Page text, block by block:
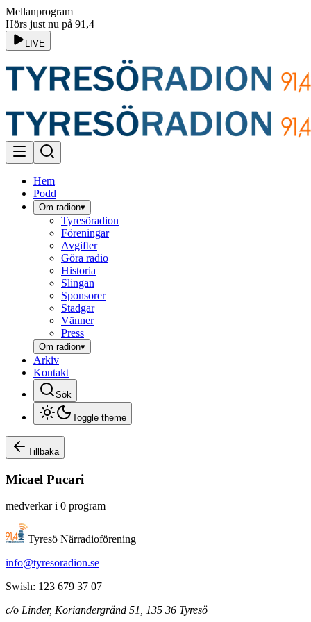
Mellanprogram
Hörs just nu på 91,4
LIVE
Hem
Podd
Om radion▾
Tyresöradion
Föreningar
Avgifter
Göra radio
Historia
Slingan
Sponsorer
Stadgar
Vänner
Press
Om radion▾
Arkiv
Kontakt
Sök
Toggle theme
Tillbaka
Micael Pucari
medverkar i 0 program
Tyresö Närradioförening
info@tyresoradion.se
Swish: 123 679 37 07
c/o Linder, Koriandergränd 51, 135 36 Tyresö